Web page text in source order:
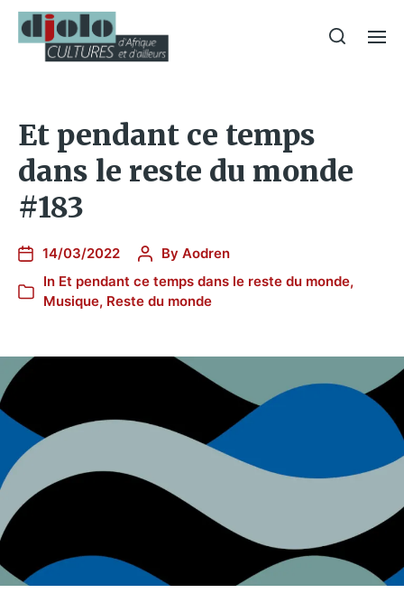
Et pendant ce temps
dans le reste du monde
#183
14/03/2022 By Aodren
In Et pendant ce temps dans le reste du monde,
Musique, Reste du monde